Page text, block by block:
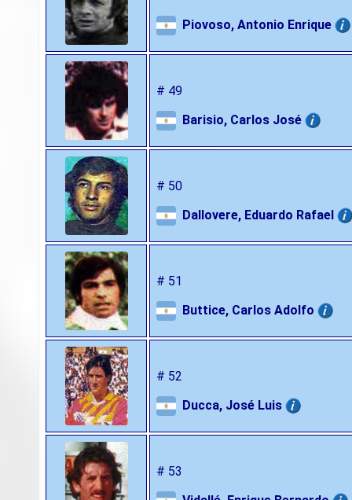
Piovoso, Antonio Enrique
# 49
Barisio, Carlos José
# 50
Dallovere, Eduardo Rafael
# 51
Buttice, Carlos Adolfo
# 52
Ducca, José Luis
# 53